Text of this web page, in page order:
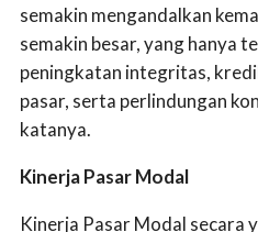
semakin mengandalkan
semakin besar, yang hanya
peningkatan integritas,
pasar, serta perlindungan
katanya.
Kinerja Pasar Modal
Kinerja Pasar Modal secara